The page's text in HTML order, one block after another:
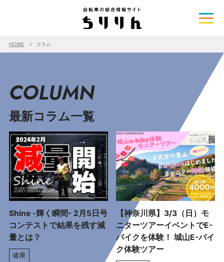
HOME コラム
COLUMN
最新コラム一覧
Shine -輝く瞬間- 2月5日号
コンテストで結果を残す減
量とは？
健康
【神奈川県】3/3（日）モ
ニターツアーイベントでE-
バイクを体験！ 城山E-バイ
ク体験ツアー